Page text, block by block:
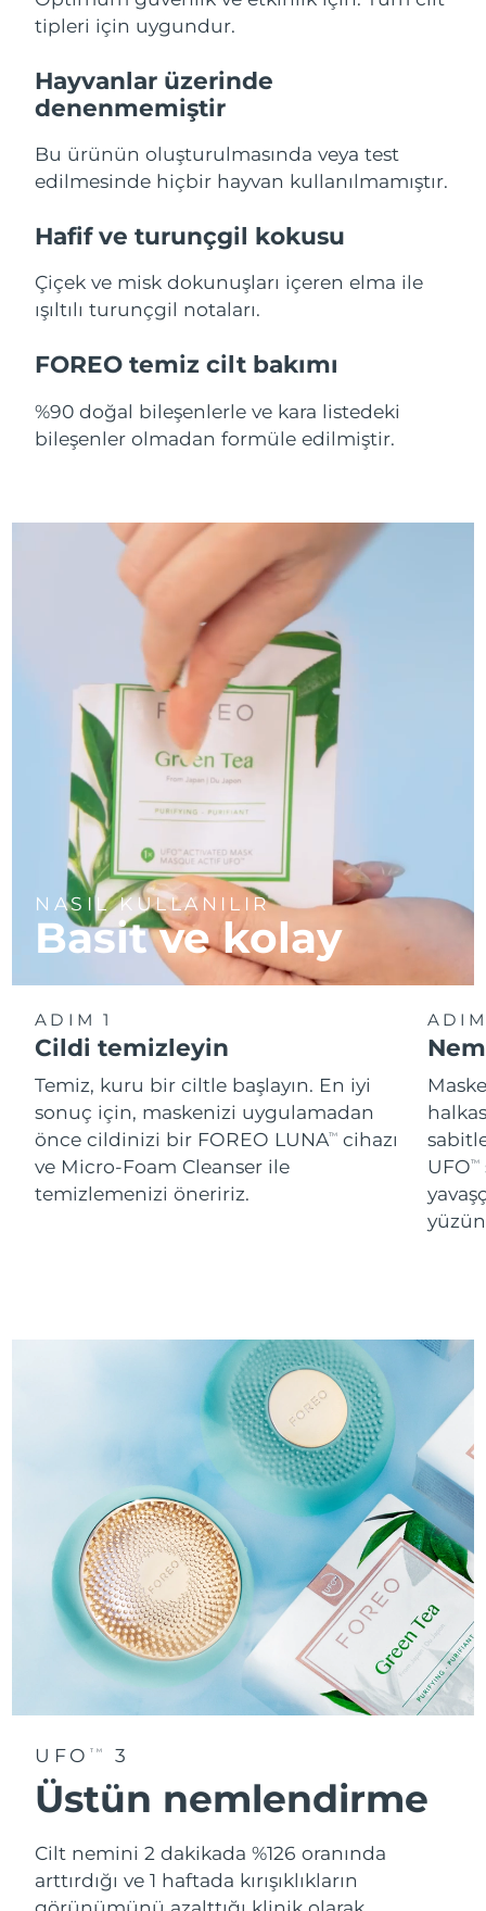
tipleri için uygundur.
Hayvanlar üzerinde
denenmemiştir
Bu ürünün oluşturulmasında veya test
edilmesinde hiçbir hayvan kullanılmamıştır.
Hafif ve turunçgil kokusu
Çiçek ve misk dokunuşları içeren elma ile
ışıltılı turunçgil notaları.
FOREO temiz cilt bakımı
%90 doğal bileşenlerle ve kara listedeki
bileşenler olmadan formüle edilmiştir.
NASIL KULLANILIR
Basit ve kolay
ADIM 1
Cildi temizleyin
Temiz, kuru bir ciltle başlayın. En iyi
sonuç için, maskenizi uygulamadan
önce cildinizi bir FOREO LUNATM
cihazı
ve Micro-Foam Cleanser ile
temizlemenizi öneririz.
UFOTM
UFO TM 3
Üstün nemlendirme
Cilt nemini 2 dakikada %126 oranında
arttırdığı ve 1 haftada kırışıklıkların
Slovenya
Güney Afrika Tahmini teslim tarihi
İspanya Tahmini teslim tarihi
İsveç
İsviçre Tahmini teslim tarihi
Tayvan Tahmini teslim tarihi
Tayland Tahmini teslim tarihi
Birleşik Arap
Emirlikleri
Tahmini teslim tarihi
Tahmini teslim tarihi
Amerika Birleşik
Devletleri
Tahmini teslim tarihi
Özbekistan Tahmini teslim tarihi
Vietnam Tahmini teslim tarihi